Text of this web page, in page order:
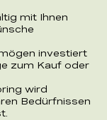
mit Ihnen
investiert
zum Kauf oder
wird
Bedürfnissen